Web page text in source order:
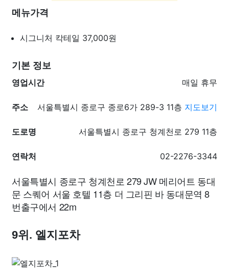
메뉴가격
시그니처 칵테일 37,000원
기본 정보
영업시간
매일 휴무
주소 서울특별시 종로구 종로6가 289-3 11층 지도보기
도로명 서울특별시 종로구 청계천로 279 11층
연락처 02-2276-3344
서울특별시 종로구 청계천로 279 JW 메리어트 동대
문 스퀘어 서울 호텔 11층 더 그리핀 바 동대문역 8
번출구에서 22m
9위. 엘지포차